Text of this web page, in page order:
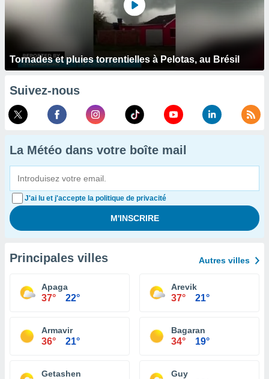
Tornades et pluies torrentielles à Pelotas, au Brésil
Suivez-nous
La Météo dans votre boîte mail
J'ai lu et j'accepte la politique de privacité
Principales villes Autres villes
Apaga
37° 22°
Arevik
37° 21°
Armavir
36° 21°
Bagaran
34° 19°
Getashen Guy